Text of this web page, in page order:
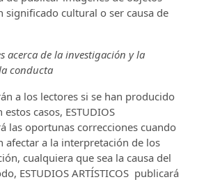
significado cultural o ser causa de
acerca de la investigación y la
conducta
a los lectores si se han producido
casos, ESTUDIOS
las oportunas correcciones cuando
afectar a la interpretación de los
cualquiera que sea la causa del
ESTUDIOS ARTÍSTICOS publicará